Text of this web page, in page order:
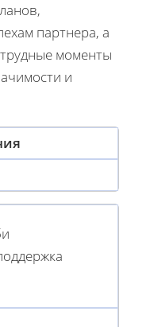
партнера, а
моменты
и